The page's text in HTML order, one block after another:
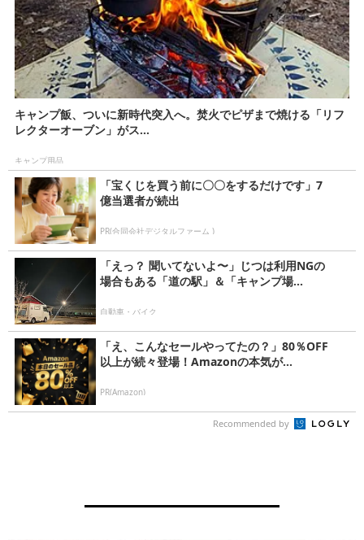
キャンプ飯、ついに新時代突入へ。焚火でピザまで焼ける「リフ
レクターオーブン」がス...
キャンプ用品
「宝くじを買う前に〇〇をするだけです」7
億当選者が続出
PR(合同会社デジタルファーム )
「えっ？ 聞いてないよ〜」じつは利用NGの
場合もある「道の駅」＆「キャンプ場...
自動車・バイク
「え、こんなセールやってたの？」80％OFF
以上が続々登場！Amazonの本気が...
PR(Amazon)
Recommended by